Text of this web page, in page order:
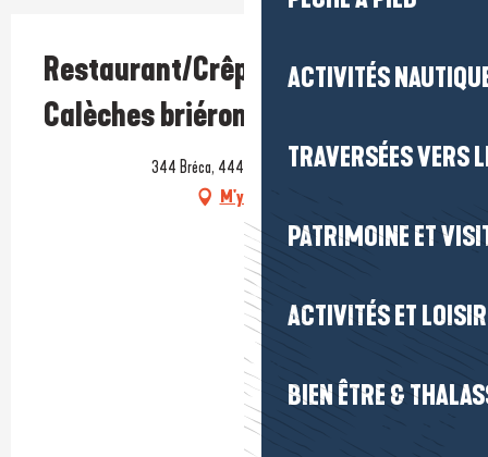
ACTIVITÉS
TRAVERSÉES VERS
PATRIMOINE ET
ACTIVITÉS ET
BIEN ÊTRE &
Restaurant/Crêperie Les
Calèches briéronnes
344 Bréca, 44410 Saint-Lyphard
M'y rendre